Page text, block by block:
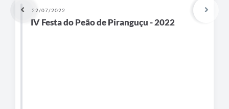
22/07/2022
IV Festa do Peão de Piranguçu - 2022